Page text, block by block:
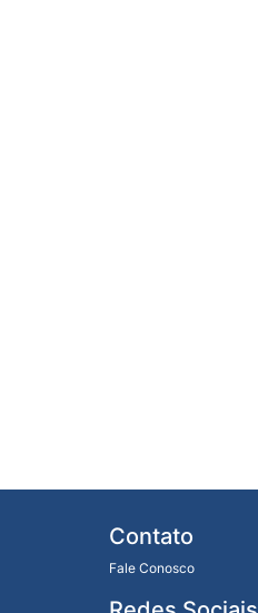
Contato
Fale Conosco